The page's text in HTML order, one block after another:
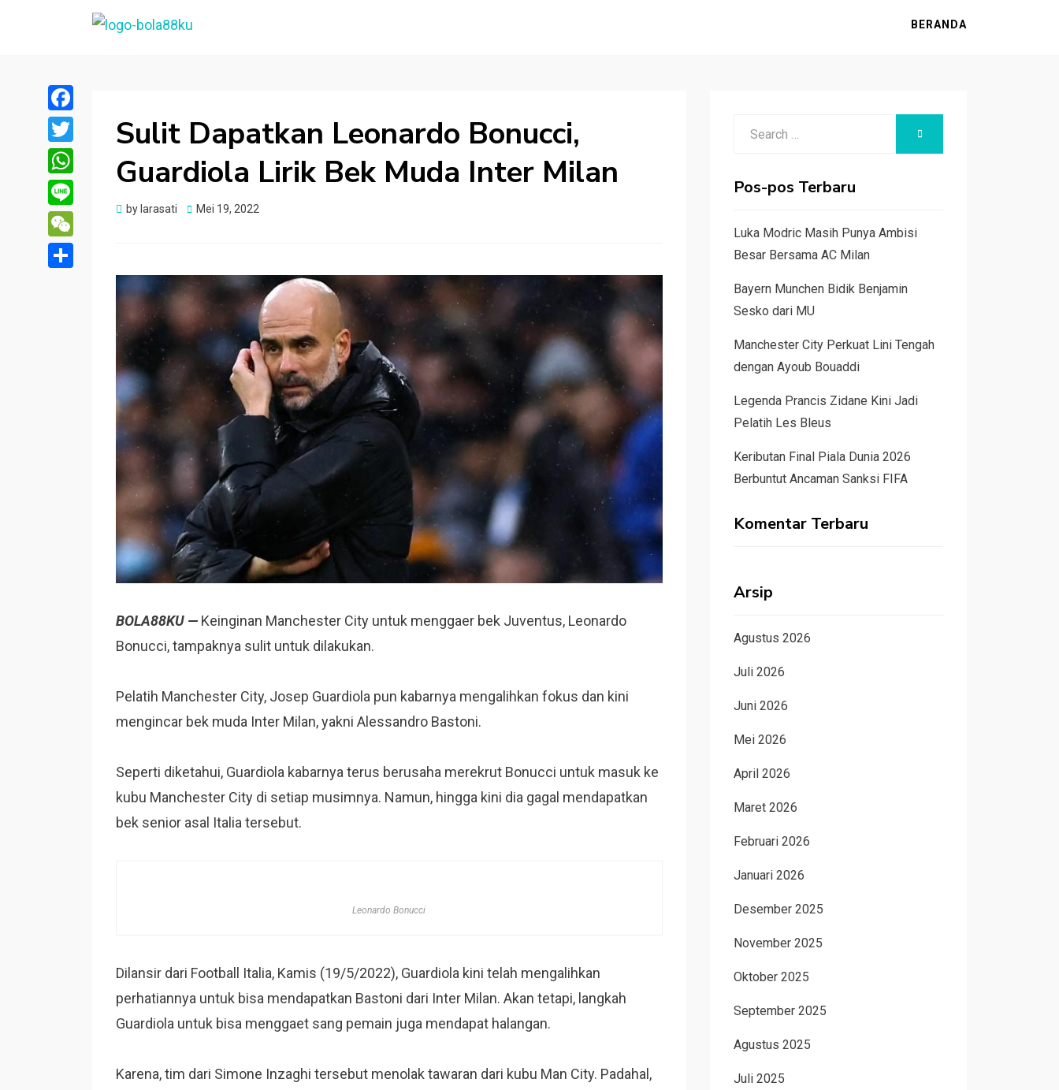
BERANDA
Sulit Dapatkan Leonardo Bonucci,
Guardiola Lirik Bek Muda Inter Milan
by larasati
Posted
Mei 19, 2022
BOLA88KU — Keinginan Manchester City untuk menggaer bek Juventus, Leonardo
Bonucci, tampaknya sulit untuk dilakukan.
Pelatih Manchester City, Josep Guardiola pun kabarnya mengalihkan fokus dan kini
mengincar bek muda Inter Milan, yakni Alessandro Bastoni.
Seperti diketahui, Guardiola kabarnya terus berusaha merekrut Bonucci untuk masuk ke
kubu Manchester City di setiap musimnya. Namun, hingga kini dia gagal mendapatkan
bek senior asal Italia tersebut.
Leonardo Bonucci
Dilansir dari Football Italia, Kamis (19/5/2022), Guardiola kini telah mengalihkan
perhatiannya untuk bisa mendapatkan Bastoni dari Inter Milan. Akan tetapi, langkah
Guardiola untuk bisa menggaet sang pemain juga mendapat halangan.
Karena, tim dari Simone Inzaghi tersebut menolak tawaran dari kubu Man City. Padahal,
Facebook
Twitter
WhatsApp
Line
WeChat
SEARCH
Pos-pos Terbaru
Luka Modric Masih Punya Ambisi
Besar Bersama AC Milan
Bayern Munchen Bidik Benjamin
Sesko dari MU
Manchester City Perkuat Lini Tengah
dengan Ayoub Bouaddi
Legenda Prancis Zidane Kini Jadi
Pelatih Les Bleus
Keributan Final Piala Dunia 2026
Berbuntut Ancaman Sanksi FIFA
Komentar Terbaru
Arsip
Agustus 2026
Juli 2026
Juni 2026
Mei 2026
April 2026
Maret 2026
Februari 2026
Januari 2026
Desember 2025
November 2025
Oktober 2025
September 2025
Agustus 2025
Juli 2025